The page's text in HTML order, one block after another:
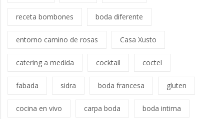
receta bombones boda diferente
entorno camino de rosas Casa Xusto
catering a medida cocktail coctel
fabada sidra boda francesa gluten
cocina en vivo carpa boda boda intima